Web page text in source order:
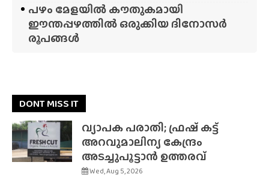
പഴം മേളയിൽ കൗതുകമായി
ഈന്തപ്പഴത്തിൽ ഒരുക്കിയ ദിനോസർ
രൂപങ്ങൾ
DONT MISS IT
വ്യാപക പരാതി; ഫ്രഷ് കട്ട്
അറവുമാലിന്യ കേന്ദ്രം
അടച്ചുപൂട്ടാൻ ഉത്തരവ്
Wed, Aug 5, 2026